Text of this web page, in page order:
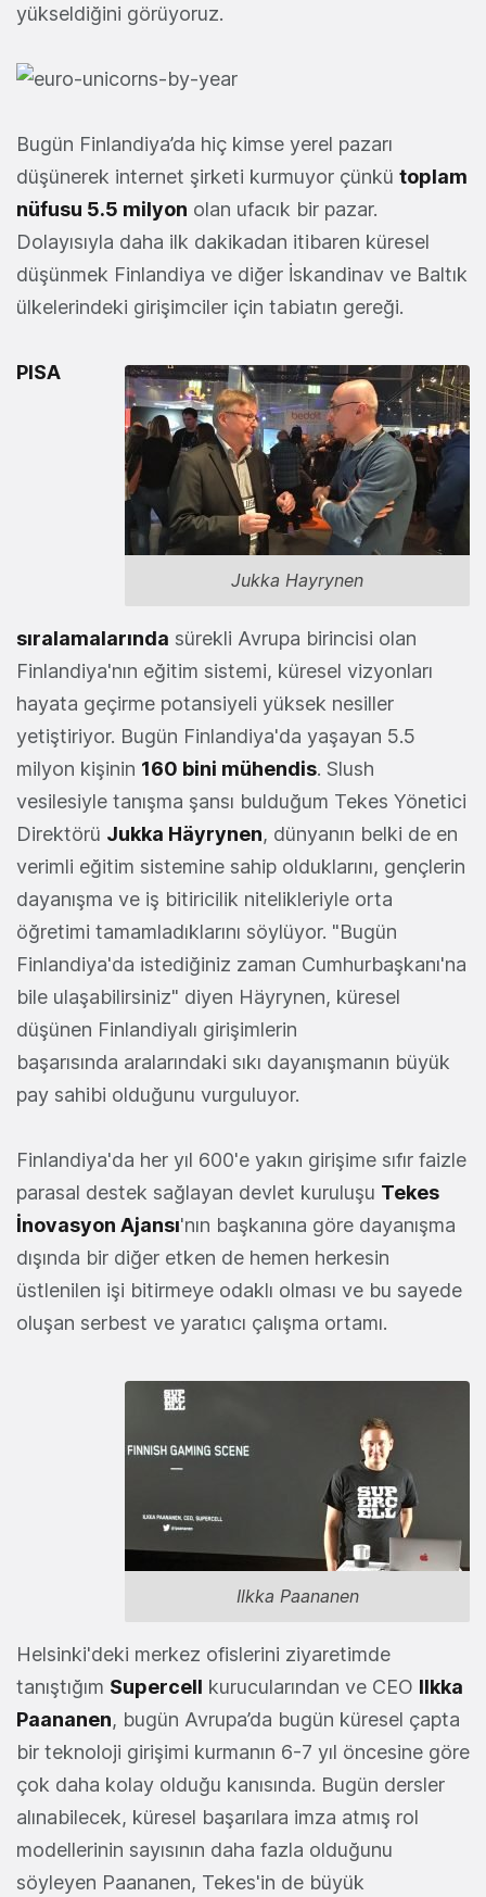
yükseldiğini görüyoruz.
Bugün Finlandiya’da hiç kimse yerel pazarı
düşünerek internet şirketi kurmuyor çünkü toplam
nüfusu 5.5 milyon olan ufacık bir pazar.
Dolayısıyla daha ilk dakikadan itibaren küresel
düşünmek Finlandiya ve diğer İskandinav ve Baltık
ülkelerindeki girişimciler için tabiatın gereği.
Jukka Hayrynen
PISA
sıralamalarında sürekli Avrupa birincisi olan
Finlandiya'nın eğitim sistemi, küresel vizyonları
hayata geçirme potansiyeli yüksek nesiller
yetiştiriyor. Bugün Finlandiya'da yaşayan 5.5
milyon kişinin 160 bini mühendis. Slush
vesilesiyle tanışma şansı bulduğum Tekes Yönetici
Direktörü Jukka Häyrynen, dünyanın belki de en
verimli eğitim sistemine sahip olduklarını, gençlerin
dayanışma ve iş bitiricilik nitelikleriyle orta
öğretimi tamamladıklarını söylüyor. "Bugün
Finlandiya'da istediğiniz zaman Cumhurbaşkanı'na
bile ulaşabilirsiniz" diyen Häyrynen, küresel
düşünen Finlandiyalı girişimlerin
başarısında aralarındaki sıkı dayanışmanın büyük
pay sahibi olduğunu vurguluyor.
Finlandiya'da her yıl 600'e yakın girişime sıfır faizle
parasal destek sağlayan devlet kuruluşu Tekes
İnovasyon Ajansı'nın başkanına göre dayanışma
dışında bir diğer etken de hemen herkesin
üstlenilen işi bitirmeye odaklı olması ve bu sayede
oluşan serbest ve yaratıcı çalışma ortamı.
Ilkka Paananen
Helsinki'deki merkez ofislerini ziyaretimde
tanıştığım Supercell kurucularından ve CEO Ilkka
Paananen, bugün Avrupa’da bugün küresel çapta
bir teknoloji girişimi kurmanın 6-7 yıl öncesine göre
çok daha kolay olduğu kanısında. Bugün dersler
alınabilecek, küresel başarılara imza atmış rol
modellerinin sayısının daha fazla olduğunu
söyleyen Paananen, Tekes'in de büyük